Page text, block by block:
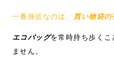
一番身近なのは、 買い物袋の
エコバッグを常時持ち歩くこ
ません。